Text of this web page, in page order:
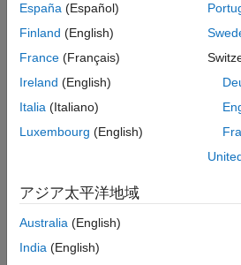
Topics
Observe Entities Using
Class
This example shows how to use
object to count entity departures and
timestamps.
Use SimulationObserver Class to
To create an observer, create a class
Using Custom Visualization for
España (Español)
Finland (English)
France (Français)
Ireland (English)
Italia (Italiano)
Luxembourg (English)
アジア太平洋地域
Australia (English)
India (English)